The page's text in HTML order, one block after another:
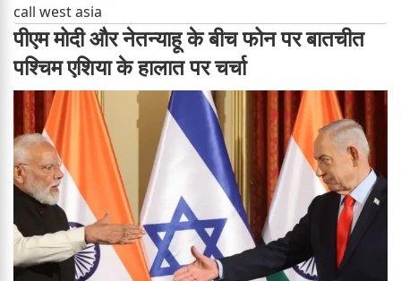
call west asia
पीएम मोदी और नेतन्याहू के बीच फोन पर बातचीत
पश्चिम एशिया के हालात पर चर्चा